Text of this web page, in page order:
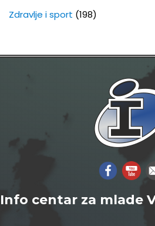
Zdravlje i sport (198)
Info centar za mlade